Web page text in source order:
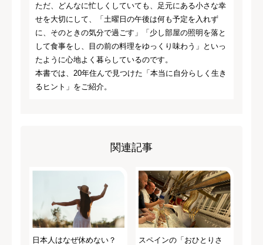
ただ、どんなに忙しくしていても、足元にある小さな幸
せを大切にして、「土曜日の午後は何も予定を入れず
に、そのときの気分で過ごす」「少し部屋の照明を落と
して食事をし、目の前の料理をゆっくり味わう」といっ
たように心地よく暮らしているのです。
本書では、20年住んで見つけた「本当に自分らしく生き
るヒント」をご紹介。
関連記事
日本人はなぜ休めない？
スペインの「おひとりさ